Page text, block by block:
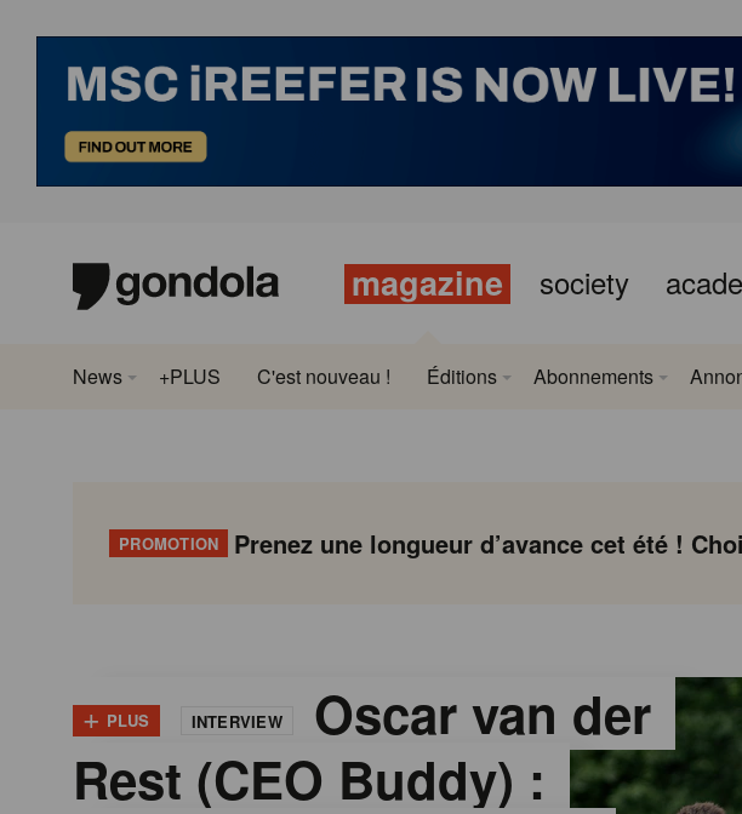
magazine society
News +PLUS C'est nouveau ! Éditions Abonnements
PROMOTION Prenez une longueur d’avance cet été !
+ PLUS INTERVIEW
Oscar van der
Rest (CEO Buddy) :